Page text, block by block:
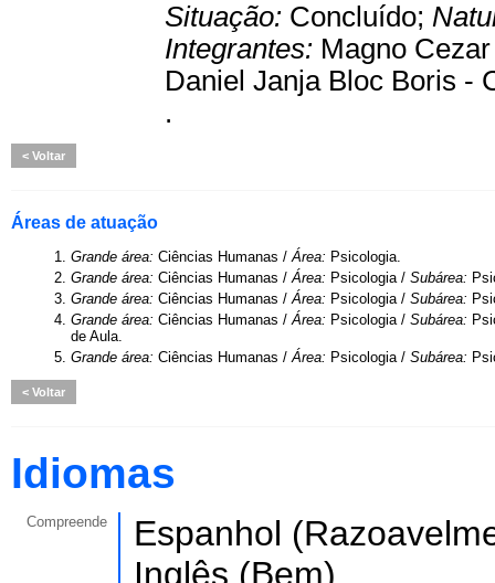
Situação: Concluído;
Integrantes: Magno
Daniel Janja Bloc Boris -
.
Voltar
Áreas de atuação
1. Grande área: Ciências Humanas /Área: Psicologia.
2. Grande área: Ciências Humanas /Área: Psicologia / Subárea:
3. Grande área: Ciências Humanas /Área: Psicologia / Subárea:
4. Grande área: Ciências Humanas /Área: Psicologia / Subárea:
de Aula.
5. Grande área: Ciências Humanas /Área: Psicologia / Subárea:
Voltar
Idiomas
Compreende
Espanhol
Inglês (Bem).